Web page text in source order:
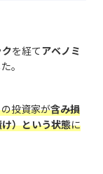
を経てアベノミ
。
投資家が含み損
）という状態に